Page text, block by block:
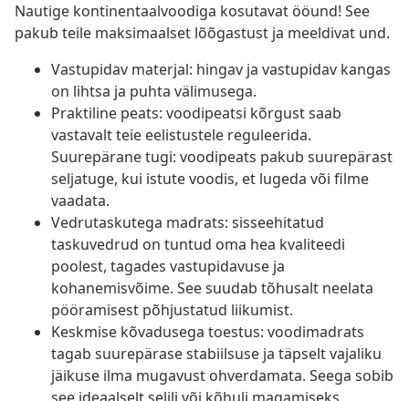
Nautige kontinentaalvoodiga kosutavat ööund! See
pakub teile maksimaalset lõõgastust ja meeldivat und.
Vastupidav materjal: hingav ja vastupidav kangas
on lihtsa ja puhta välimusega.
Praktiline peats: voodipeatsi kõrgust saab
vastavalt teie eelistustele reguleerida.
Suurepärane tugi: voodipeats pakub suurepärast
seljatuge, kui istute voodis, et lugeda või filme
vaadata.
Vedrutaskutega madrats: sisseehitatud
taskuvedrud on tuntud oma hea kvaliteedi
poolest, tagades vastupidavuse ja
kohanemisvõime. See suudab tõhusalt neelata
pööramisest põhjustatud liikumist.
Keskmise kõvadusega toestus: voodimadrats
tagab suurepärase stabiilsuse ja täpselt vajaliku
jäikuse ilma mugavust ohverdamata. Seega sobib